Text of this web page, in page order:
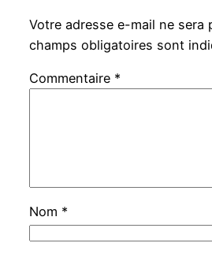
Votre adresse e-mail ne sera
champs obligatoires sont
Commentaire *
Nom *